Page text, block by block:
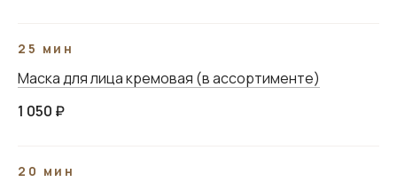
25 мин
Маска для лица кремовая (в ассортименте)
1 050 ₽
20 мин
ИНН / КПП 6200002366/ 620001001
ОГРН 1246200001057
РКН 62-25-014444